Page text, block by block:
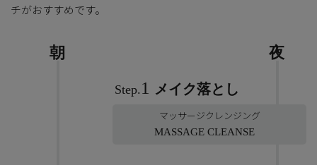
チがおすすめです。
朝 夜
Step. 1 メイク落とし
マッサージクレンジング
MASSAGE CLEANSE